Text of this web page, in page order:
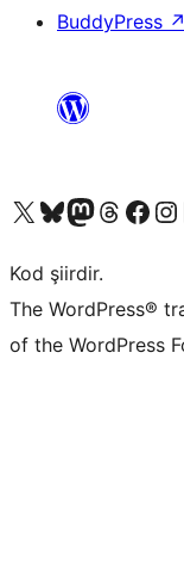
BuddyPress ↗
X (eski Twitter) hesabımıza bakın
Bluesky hesabımızı ziyaret edinMastodon hesabımızı ziyaret edinThreads hesabımızı ziyaret edinFacebook sayfamızı ziyaret edin
Instagram
Kod şiirdir.
The WordPress®
of the WordPress